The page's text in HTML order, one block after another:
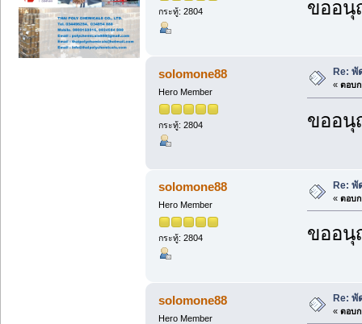
กระทู้: 2804 ขออนุ
solomone88
Hero Member
กระทู้: 2804
Re: พั
« ตอบก
ขออนุ
solomone88
Hero Member
กระทู้: 2804
Re: พั
« ตอบก
ขออนุ
solomone88
Hero Member
Re: พั
« ตอบก